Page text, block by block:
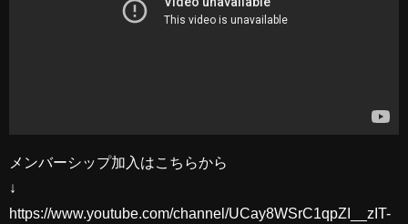
メンバーシップ加入はこちらから
↓
https://www.youtube.com/channel/UCay8WSrC1qpZI__zIT-